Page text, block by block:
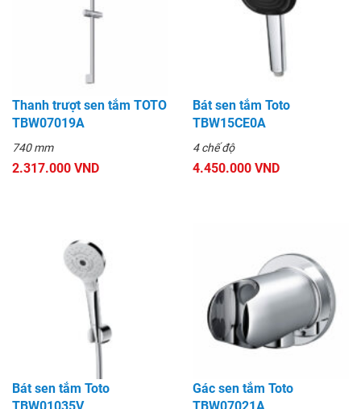
Thanh trượt sen tắm TOTO
TBW07019A
740 mm
2.317.000 VND
Bát sen tắm Toto
TBW15CE0A
4 chế độ
4.450.000 VND
Bát sen tắm Toto
Gác sen tắm Toto